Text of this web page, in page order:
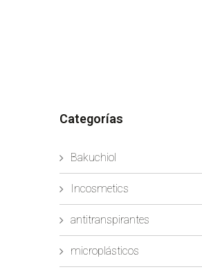
Categorías
Bakuchiol
Incosmetics
antitranspirantes
microplásticos